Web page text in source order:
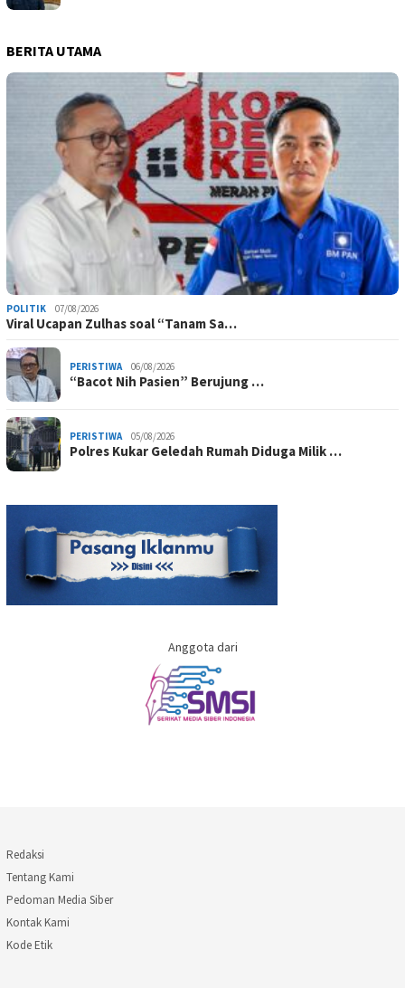
BERITA UTAMA
POLITIK 07/08/2026
Viral Ucapan Zulhas soal “Tanam Sa…
PERISTIWA 06/08/2026
“Bacot Nih Pasien” Berujung …
PERISTIWA 05/08/2026
Polres Kukar Geledah Rumah Diduga Milik …
Anggota dari
Redaksi
Tentang Kami
Pedoman Media Siber
Kontak Kami
Kode Etik